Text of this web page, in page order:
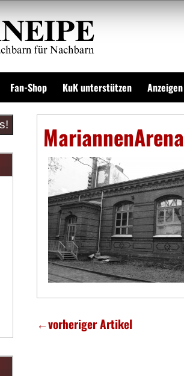
Fan-Shop KuK unterstützen Anzeigen
MariannenArena
←vorheriger Artikel